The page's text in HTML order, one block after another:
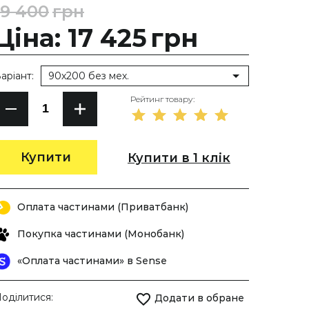
400грн
17 425 грн
Купити
90х200 без мех.
Рейтинг товару:
Купити в 1 клік
Оплата частинами (Приватбанк)
Покупка частинами (Монобанк)
«Оплата частинами» в Sense
Додати в обране